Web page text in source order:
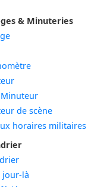
& Minuteries
de scène
horaires militaires
jour-là